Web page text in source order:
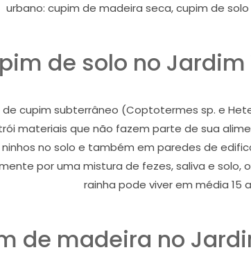
urbano: cupim de madeira seca, cupim de
de solo no
cupim subterrâneo (Coptotermes sp. e
materiais que não fazem parte de sua
no solo e também em paredes de
por uma mistura de fezes, saliva e solo,
rainha pode viver em média 15
de madeira no